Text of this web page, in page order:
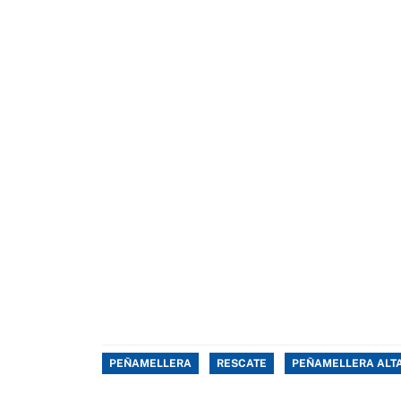
PEÑAMELLERA RESCATE PEÑAMELLERA